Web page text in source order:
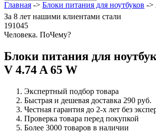
Главная -> Блоки питания для ноутбуков ->
За 8 лет нашими клиентами стали
191045
Человека. ПоЧему?
Блоки питания для
V 4.74 A 65 W
Экспертный подбор товара
Быстрая и дешевая доставка 290 руб.
Честная гарантия до 2-х лет без
Проверка товара перед покупкой
Более 3000 товаров в наличии